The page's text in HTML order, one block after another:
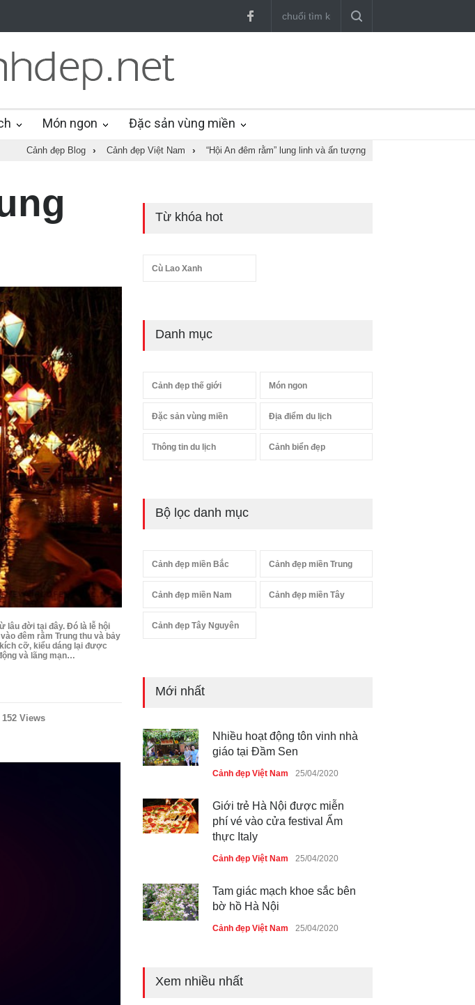
Món ngon Đặc sản vùng miền
Cảnh đẹp Blog › Cảnh đẹp Việt Nam › “Hội An đêm rằm” lung linh và ấn tượng
lâu đời tại đây. Đó là lễ hội
đêm rằm Trung thu và bảy
cỡ, kiểu dáng lại được
và lãng mạn…
152 Views
Từ khóa hot
Cù Lao Xanh
Danh mục
Cảnh đẹp thế giới Món ngon
Đặc sản vùng miền Địa điểm du lịch
Thông tin du lịch Cảnh biển đẹp
Bộ lọc danh mục
Cảnh đẹp miền Bắc Cảnh đẹp miền Trung
Cảnh đẹp miền Nam Cảnh đẹp miền Tây
Cảnh đẹp Tây Nguyên
Mới nhất
Giới trẻ Hà Nội được miễn
phí vé vào cửa festival Ẩm
thực Italy
Tam giác mạch khoe sắc bên
bờ hồ Hà Nội
Cảnh đẹp Việt Nam 25/04/2020
Bán đảo Sơn Trà sẽ là khu
du lịch quốc gia
Cảnh đẹp Việt Nam 24/04/2020
dã ở Sài Gòn
Xem nhiều nhất